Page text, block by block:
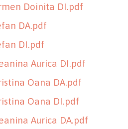
Doinita DI.pdf
DA.pdf
DI.pdf
Aurica DI.pdf
Oana DA.pdf
Oana DI.pdf
Aurica DA.pdf